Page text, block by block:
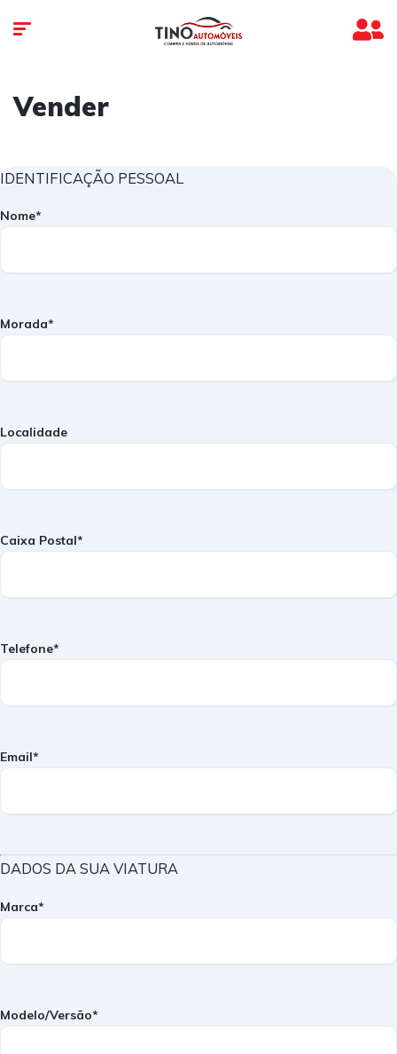
Vender
IDENTIFICAÇÃO PESSOAL
Nome*
Morada*
Localidade
Caixa Postal*
Telefone*
Email*
DADOS DA SUA VIATURA
Marca*
Modelo/Versão*